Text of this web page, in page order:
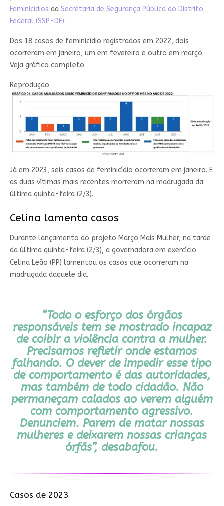
Feminicídios da Secretaria de Segurança Pública do Distrito
Federal (SSP-DF).
Dos 18 casos de feminicídio registrados em 2022, dois
ocorreram em janeiro, um em fevereiro e outro em março.
Veja gráfico completo:
Reprodução
Já em 2023, seis casos de feminicídio ocorreram em janeiro. E
as duas vítimas mais recentes morreram na madrugada da
última quinta-feira (2/3).
Celina lamenta casos
Durante lançamento do projeto Março Mais Mulher, na tarde
da última quinta-feira (2/3), a governadora em exercício
Celina Leão (PP) lamentou os casos que ocorreram na
madrugada daquele dia.
“Todo o esforço dos órgãos
responsáveis tem se mostrado incapaz
de coibir a violência contra a mulher.
Precisamos refletir onde estamos
falhando. O dever de impedir esse tipo
de comportamento é das autoridades,
mas também de todo cidadão. Não
permaneçam calados ao verem alguém
com comportamento agressivo.
Denunciem. Parem de matar nossas
mulheres e deixarem nossas crianças
órfãs”, desabafou.
Casos de 2023